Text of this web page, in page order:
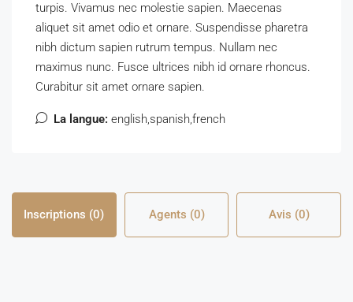
turpis. Vivamus nec molestie sapien. Maecenas
aliquet sit amet odio et ornare. Suspendisse pharetra
nibh dictum sapien rutrum tempus. Nullam nec
maximus nunc. Fusce ultrices nibh id ornare rhoncus.
Curabitur sit amet ornare sapien.
La langue: english,spanish,french
Inscriptions (0) Agents (0) Avis (0)